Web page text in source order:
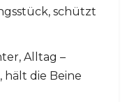
schützt
Alltag –
hält die Beine